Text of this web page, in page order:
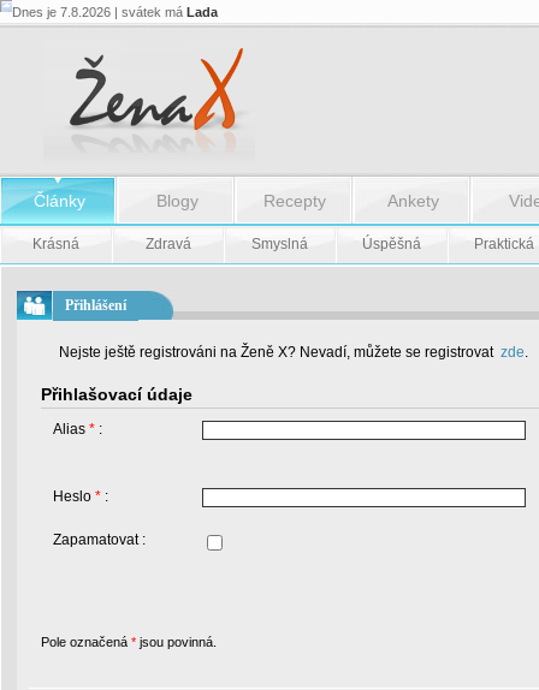
Dnes je 7.8.2026 | svátek má Lada
Články Blogy Recepty Ankety
Krásná Zdravá Smyslná Úspěšná Praktická
Přihlášení
Nejste ještě registrováni na Ženě X? Nevadí, můžete se registrovat zde.
Přihlašovací údaje
Alias * :
Heslo * :
Zapamatovat :
Pole označená * jsou povinná.